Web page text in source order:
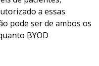
a essas
pode ser de ambos os
BYOD